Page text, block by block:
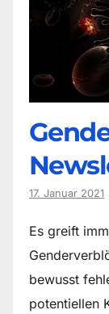
17. Januar 2021
Es greift
bewusst
potentiellen